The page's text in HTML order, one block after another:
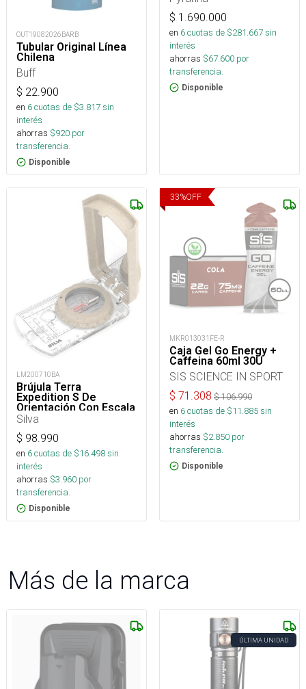
OUT19082026BARB
Tubular Original Línea
Chilena
Buff
$ 22.900
en 6cuotas de $3.817sin
interés
ahorras $920 por
transferencia.
Disponible
$ 1.690.000
en 6cuotas de $281.667sin
interés
ahorras $67.600 por
transferencia.
Disponible
LM200710BA
Brújula Terra
Expedition S De
Orientación Con Escala
Métrica
Silva
$ 98.990
en 6cuotas de $16.498sin
interés
ahorras $3.960 por
transferencia.
Disponible
33%OFF
MKR013031FE-R
Caja Gel Go Energy +
Caffeina 60ml 30U
SIS SCIENCE IN SPORT
$ 71.308 $106.990
en 6cuotas de $11.885sin
interés
ahorras $2.850 por
transferencia.
Disponible
Más de la marca
ÚLTIMA UNIDAD